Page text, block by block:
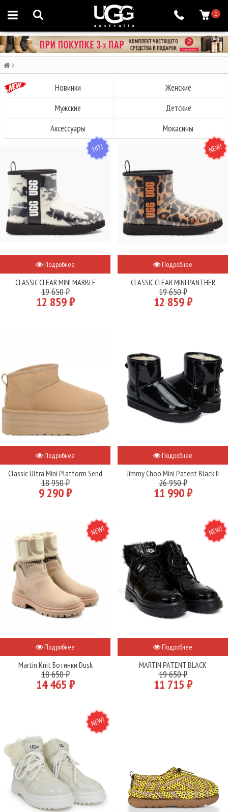
0
Новинки
Женские
Мужские
Детские
Аксессуары
Мокасины
HIT
Подробнее
CLASSIC CLEAR MINI MARBLE
19 650 ₽
12 859 ₽
NEW
Подробнее
CLASSIC CLEAR MINI PANTHER
19 650 ₽
12 859 ₽
Подробнее
Classic Ultra Mini Platform Send
18 950 ₽
9 290 ₽
Подробнее
Jimmy Choo Mini Patent Black II
26 950 ₽
11 990 ₽
NEW
Подробнее
Martin Knit Ботинки Dusk
18 650 ₽
14 465 ₽
NEW
Подробнее
MARTIN PATENT BLACK
19 650 ₽
11 715 ₽
NEW